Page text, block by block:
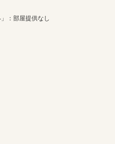
：部屋提供なし